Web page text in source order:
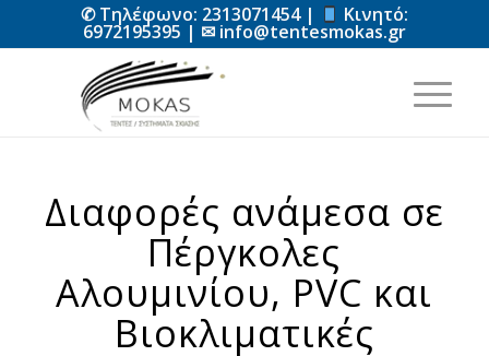
✆ Τηλέφωνο: 2313071454 | Κινητό:
6972195395 | ✉ info@tentesmokas.gr
Διαφορές ανάμεσα σε
Πέργκολες
Αλουμινίου, PVC και
Βιοκλιματικές